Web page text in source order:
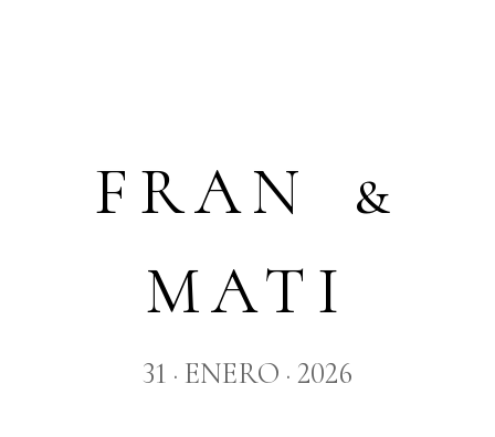
FRAN &
MATI
31 · ENERO · 2026